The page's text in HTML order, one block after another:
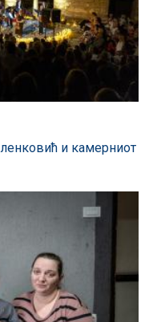
и камерниот